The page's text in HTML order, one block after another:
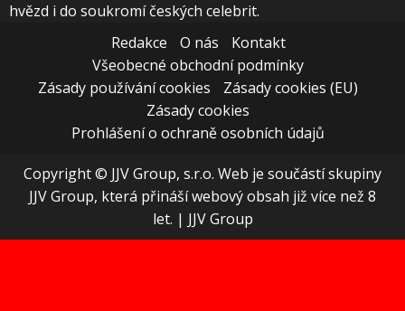
hvězd i do soukromí českých celebrit.
Redakce
O nás
Kontakt
Všeobecné obchodní podmínky
Zásady používání cookies
Zásady cookies (EU)
Zásady cookies
Prohlášení o ochraně osobních údajů
Copyright © JJV Group, s.r.o. Web je součástí skupiny
JJV Group, která přináší webový obsah již více než 8
let. | JJV Group